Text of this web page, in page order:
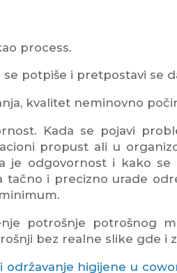
process.
se potpiše i pretpostavi se
kvalitet neminovno
Kada se pojavi
propust ali u
je odgovornost i kako
tačno i precizno urade
potrošnje potrošnog
bez realne slike gde i
održavanje higijene u